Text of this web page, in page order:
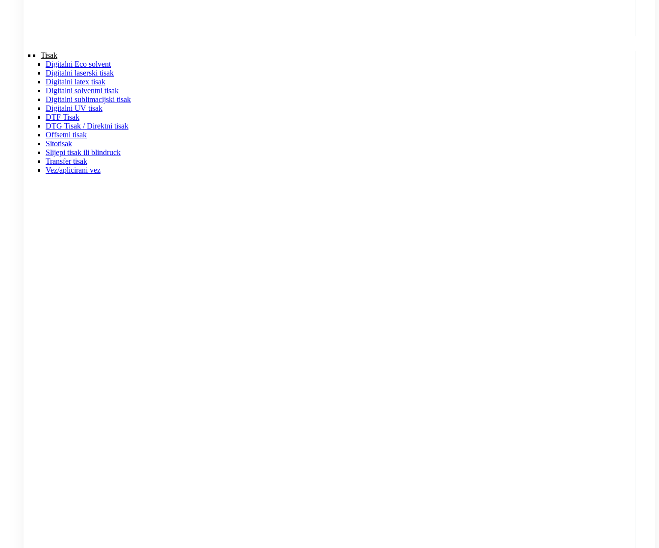
Tisak
Digitalni Eco solvent
Digitalni laserski tisak
Digitalni latex tisak
Digitalni solventni tisak
Digitalni sublimacijski tisak
Digitalni UV tisak
DTF Tisak
DTG Tisak / Direktni tisak
Offsetni tisak
Sitotisak
Slijepi tisak ili blindruck
Transfer tisak
Vez/aplicirani vez